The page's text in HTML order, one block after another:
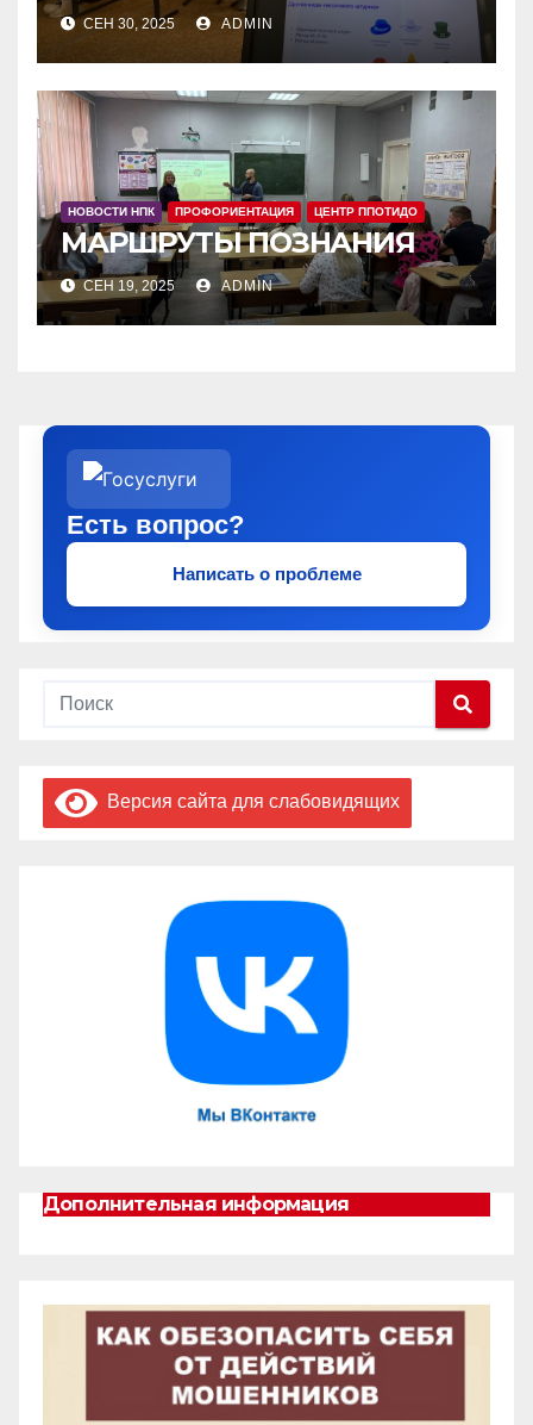
СЕН 30, 2025 ADMIN
НОВОСТИ НПК ПРОФОРИЕНТАЦИЯ ЦЕНТР ППОТИДО
МАРШРУТЫ ПОЗНАНИЯ
СЕН 19, 2025 ADMIN
Есть вопрос?
Написать о проблеме
Версия сайта для слабовидящих
Дополнительная информация